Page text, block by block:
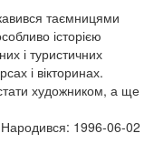
таємницями
історією
і туристичних
і вікторинах.
художником, а ще
Народився: 1996-06-02